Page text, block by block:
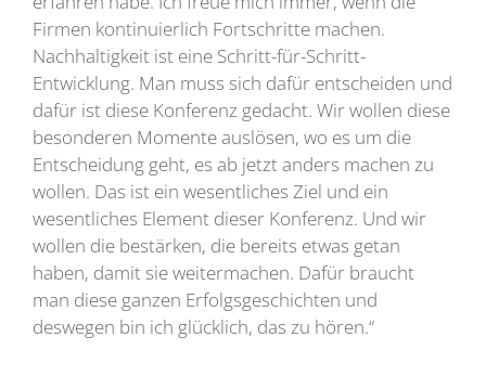
Firmen kontinuierlich Fortschritte machen.
Nachhaltigkeit ist eine Schritt-für-Schritt-
Entwicklung. Man muss sich dafür entscheiden und
dafür ist diese Konferenz gedacht. Wir wollen diese
besonderen Momente auslösen, wo es um die
Entscheidung geht, es ab jetzt anders machen zu
wollen. Das ist ein wesentliches Ziel und ein
wesentliches Element dieser Konferenz. Und wir
wollen die bestärken, die bereits etwas getan
haben, damit sie weitermachen. Dafür braucht
man diese ganzen Erfolgsgeschichten und
deswegen bin ich glücklich, das zu hören.“